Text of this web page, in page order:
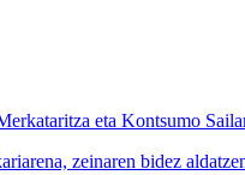
eta Kontsumo
zeinaren bidez